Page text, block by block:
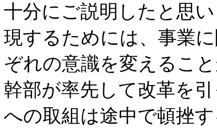
十分にご説明したと思
現するためには、事業
ぞれの意識を変えるこ
幹部が率先して改革を
への取組は途中で頓挫